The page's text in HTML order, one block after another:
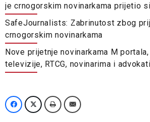
je crnogorskim novinarkama prijetio
SafeJournalists: Zabrinutost zbog
crnogorskim novinarkama
Nove prijetnje novinarkama M
televizije, RTCG, novinarima i